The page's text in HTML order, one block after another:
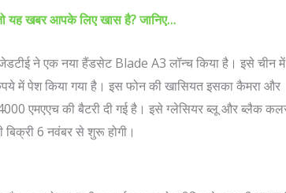
यह खबर आपके लिए खास है? जानिए…
जेडटीई ने एक नया हैंडसेट Blade A3 लॉन्च किया है। इसे चीन में
में पेश किया गया है। इस फोन की खासियत इसका कैमरा और
एमएएच की बैटरी दी गई है। इसे ग्लेसियर ब्लू और ब्लैक
बिक्री 6 नवंबर से शुरू होगी।